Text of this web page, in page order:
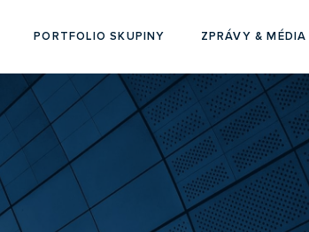
PORTFOLIO SKUPINY ZPRÁVY & MÉDIA